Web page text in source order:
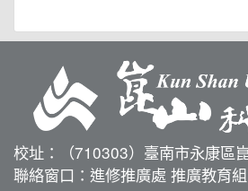
校址：（710303）臺南市永康區
聯絡窗口：進修推廣處 推廣教育